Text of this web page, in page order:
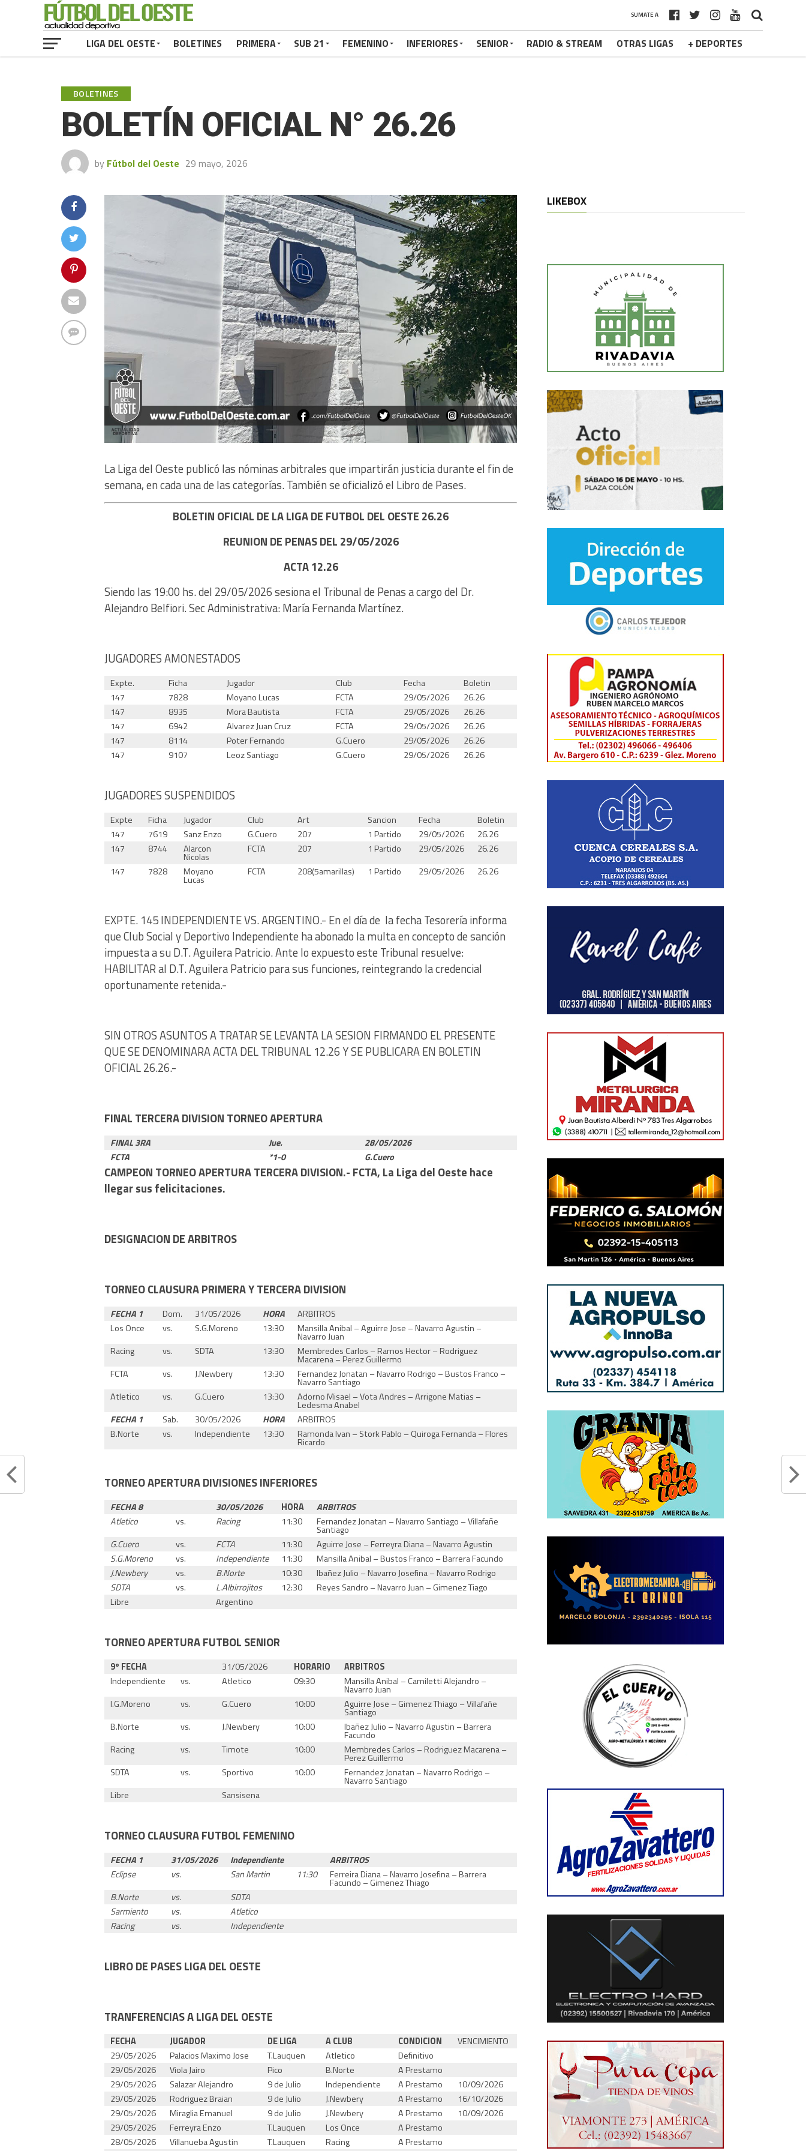
SUMATE A
LIGA DEL OESTE BOLETINES PRIMERA SUB 21 FEMENINO INFERIORES SENIOR RADIO & STREAM OTRAS LIGAS + DEPORTES
BOLETINES
BOLETÍN OFICIAL N° 26.26
by Fútbol del Oeste 29 mayo, 2026
La Liga del Oeste publicó las nóminas arbitrales que impartirán justicia durante el fin de
semana, en cada una de las categorías. También se oficializó el Libro de Pases.
BOLETIN OFICIAL DE LA LIGA DE FUTBOL DEL OESTE 26.26
REUNION DE PENAS DEL 29/05/2026
ACTA 12.26
Siendo las 19:00 hs. del 29/05/2026 sesiona el Tribunal de Penas a cargo del Dr.
Alejandro Belfiori. Sec Administrativa: María Fernanda Martínez.
JUGADORES AMONESTADOS
Expte. Ficha Jugador Club Fecha
Boletin
147
7828 Moyano Lucas FCTA 29/05/2026
26.26
147
8935 Mora Bautista FCTA 29/05/2026
26.26
147
6942 Alvarez Juan Cruz FCTA 29/05/2026
26.26
147
8114 Poter Fernando G.Cuero 29/05/2026
26.26
147
9107 Leoz Santiago G.Cuero 29/05/2026 26.26
JUGADORES SUSPENDIDOS
Expte Ficha Jugador Club Art Sancion Fecha
Boletin
147
7619 Sanz Enzo G.Cuero 207 1 Partido 29/05/2026
26.26
147
8744 Alarcon
Nicolas
FCTA 207 1 Partido 29/05/2026
26.26
147
7828 Moyano
Lucas
FCTA 208(5amarillas) 1 Partido 29/05/2026 26.26
EXPTE. 145 INDEPENDIENTE VS. ARGENTINO.- En el día de la fecha Tesorería informa
que Club Social y Deportivo Independiente ha abonado la multa en concepto de sanción
impuesta a su D.T. Aguilera Patricio. Ante lo expuesto este Tribunal resuelve:
HABILITAR al D.T. Aguilera Patricio para sus funciones, reintegrando la credencial
oportunamente retenida.-
SIN OTROS ASUNTOS A TRATAR SE LEVANTA LA SESION FIRMANDO EL PRESENTE
QUE SE DENOMINARA ACTA DEL TRIBUNAL 12.26 Y SE PUBLICARA EN BOLETIN
OFICIAL 26.26.-
FINAL TERCERA DIVISION TORNEO APERTURA
FINAL 3RA Jue.
28/05/2026
FCTA
*1-0 G.Cuero
CAMPEON TORNEO APERTURA TERCERA DIVISION.- FCTA, La Liga del Oeste hace
llegar sus felicitaciones.
DESIGNACION DE ARBITROS
TORNEO CLAUSURA PRIMERA Y TERCERA DIVISION
FECHA 1 Dom. 31/05/2026 HORA
ARBITROS
Los Once
vs. S.G.Moreno 13:30 Mansilla Anibal – Aguirre Jose – Navarro Agustin –
Navarro Juan
Racing
vs. SDTA 13:30 Membredes Carlos – Ramos Hector – Rodriguez
Macarena – Perez Guillermo
FCTA
vs. J.Newbery 13:30 Fernandez Jonatan – Navarro Rodrigo – Bustos Franco –
Navarro Santiago
Atletico
vs. G.Cuero 13:30 Adorno Misael – Vota Andres – Arrigone Matias –
Ledesma Anabel
FECHA 1
Sab. 30/05/2026 HORA
ARBITROS
B.Norte
vs. Independiente 13:30 Ramonda Ivan – Stork Pablo – Quiroga Fernanda – Flores
Ricardo
TORNEO APERTURA DIVISIONES INFERIORES
FECHA 8 30/05/2026 HORA
ARBITROS
Atletico
vs. Racing 11:30 Fernandez Jonatan – Navarro Santiago – Villafañe
Santiago
G.Cuero
vs. FCTA 11:30
Aguirre Jose – Ferreyra Diana – Navarro Agustin
S.G.Moreno
vs. Independiente 11:30
Mansilla Anibal – Bustos Franco – Barrera Facundo
J.Newbery
vs. B.Norte 10:30
Ibañez Julio – Navarro Josefina – Navarro Rodrigo
SDTA
vs. L.Albirrojitos 12:30
Reyes Sandro – Navarro Juan – Gimenez Tiago
Libre
Argentino
TORNEO APERTURA FUTBOL SENIOR
9º FECHA 31/05/2026 HORARIO
ARBITROS
Independiente
vs. Atletico 09:30 Mansilla Anibal – Camiletti Alejandro –
Navarro Juan
I.G.Moreno
vs. G.Cuero 10:00 Aguirre Jose – Gimenez Thiago – Villafañe
Santiago
B.Norte
vs. J.Newbery 10:00 Ibañez Julio – Navarro Agustin – Barrera
Facundo
Racing
vs. Timote 10:00 Membredes Carlos – Rodriguez Macarena –
Perez Guillermo
SDTA
vs. Sportivo 10:00 Fernandez Jonatan – Navarro Rodrigo –
Navarro Santiago
Libre
Sansisena
TORNEO CLAUSURA FUTBOL FEMENINO
FECHA 1 31/05/2026 Independiente
ARBITROS
Eclipse
vs. San Martin 11:30 Ferreira Diana – Navarro Josefina – Barrera
Facundo – Gimenez Thiago
B.Norte
vs.
SDTA
Sarmiento
vs.
Atletico
Racing
vs. Independiente
LIBRO DE PASES LIGA DEL OESTE
TRANFERENCIAS A LIGA DEL OESTE
FECHA JUGADOR DE LIGA A CLUB CONDICION
VENCIMIENTO
29/05/2026
Palacios Maximo Jose T.Lauquen Atletico
Definitivo
29/05/2026
Viola Jairo Pico B.Norte
A Prestamo
29/05/2026
Salazar Alejandro 9 de Julio Independiente A Prestamo
10/09/2026
29/05/2026
Rodriguez Braian 9 de Julio J.Newbery A Prestamo
16/10/2026
29/05/2026
Miraglia Emanuel 9 de Julio J.Newbery A Prestamo
10/09/2026
29/05/2026
Ferreyra Enzo T.Lauquen Los Once
A Prestamo
28/05/2026
Villanueba Agustin T.Lauquen Racing
A Prestamo
LIKEBOX